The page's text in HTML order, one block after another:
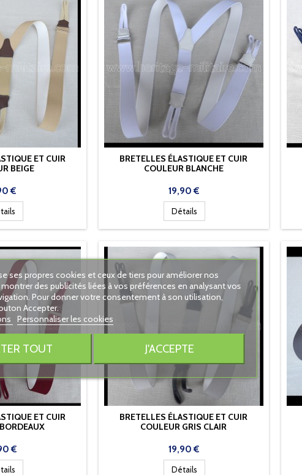
ET CUIR
BEIGE
€
BRETELLES ÉLASTIQUE ET CUIR
COULEUR BLANCHE
Prix
19,90 €
Détails
ET CUIR
€
BRETELLES ÉLASTIQUE ET CUIR
COULEUR GRIS CLAIR
Prix
19,90 €
Détails
ses propres cookies et ceux de tiers pour améliorer nos
des publicités liées à vos préférences en analysant vos
Pour donner votre consentement à son utilisation,
Accepter.
Personnaliser les cookies
TOUT J'ACCEPTE